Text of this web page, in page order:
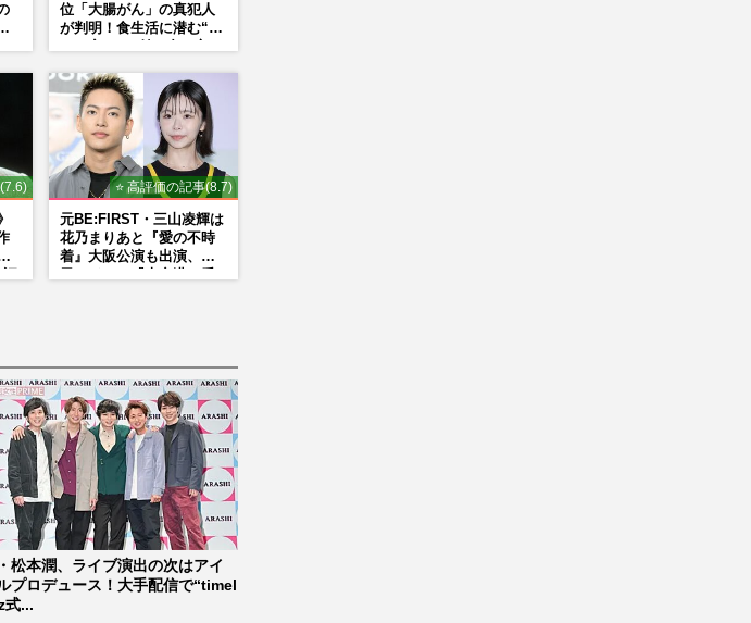
位「大腸がん」の真犯人
が判明！食生活に潜む“落
⭐ 高評価の記事(8.7)
元BE:FIRST・三山凌輝は
花乃まりあと『愛の不時
着』大阪公演も出演、趣
松本潤、ライブ演出の次はアイ
プロデュース！大手配信で“timel
式...